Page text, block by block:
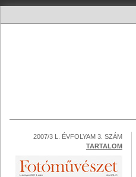
2007/3 L. ÉVFOLYAM 3. SZÁM
TARTALOM